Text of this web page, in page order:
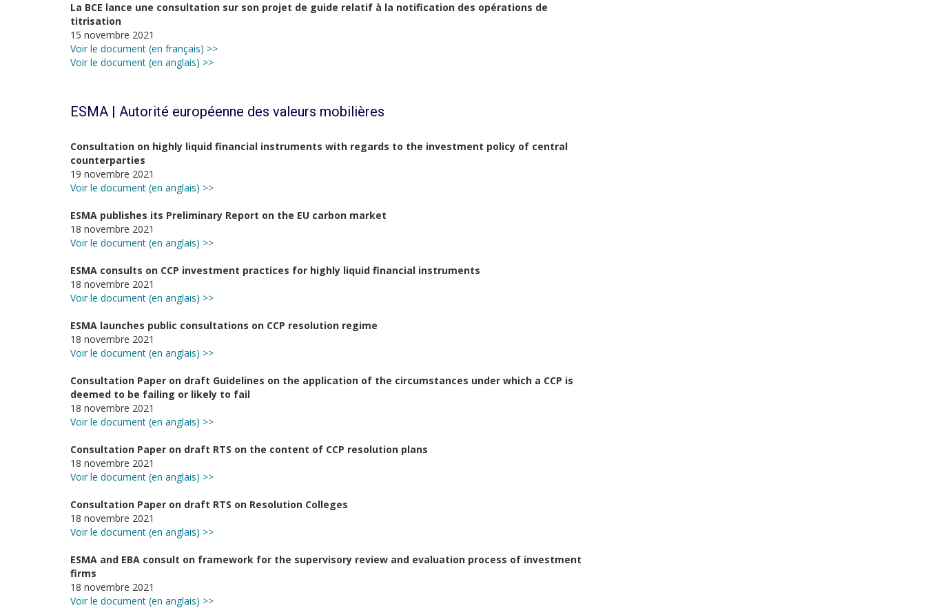
La BCE lance une consultation sur son projet de guide relatif à la notification des opérations de
titrisation
15 novembre 2021
Voir le document (en français) >>
Voir le document (en anglais) >>
ESMA | Autorité européenne des valeurs mobilières
Consultation on highly liquid financial instruments with regards to the investment policy of central
counterparties
19 novembre 2021
Voir le document (en anglais) >>
ESMA publishes its Preliminary Report on the EU carbon market
18 novembre 2021
Voir le document (en anglais) >>
ESMA consults on CCP investment practices for highly liquid financial instruments
18 novembre 2021
Voir le document (en anglais) >>
ESMA launches public consultations on CCP resolution regime
18 novembre 2021
Voir le document (en anglais) >>
Consultation Paper on draft Guidelines on the application of the circumstances under which a CCP is
deemed to be failing or likely to fail
18 novembre 2021
Voir le document (en anglais) >>
Consultation Paper on draft RTS on the content of CCP resolution plans
18 novembre 2021
Voir le document (en anglais) >>
Consultation Paper on draft RTS on Resolution Colleges
18 novembre 2021
Voir le document (en anglais) >>
ESMA and EBA consult on framework for the supervisory review and evaluation process of investment
firms
18 novembre 2021
Voir le document (en anglais) >>